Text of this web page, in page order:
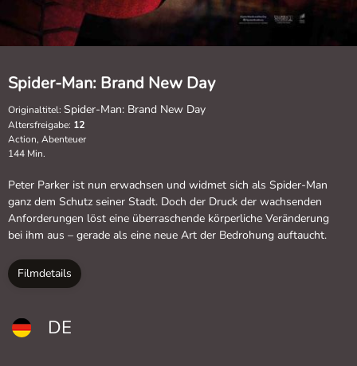
Spider-Man: Brand New Day
Originaltitel: Spider-Man: Brand New Day
Altersfreigabe: 12
Action, Abenteuer
144 Min.
Peter Parker ist nun erwachsen und widmet sich als Spider-Man
ganz dem Schutz seiner Stadt. Doch der Druck der wachsenden
Anforderungen löst eine überraschende körperliche Veränderung
bei ihm aus – gerade als eine neue Art der Bedrohung auftaucht.
Filmdetails
DE